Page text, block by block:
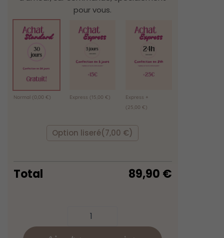
pour vous.
Normal (0,00 €) Express (15,00 €)
Express +
(25,00 €)
Option liseré(7,00 €)
Total 89,90 €